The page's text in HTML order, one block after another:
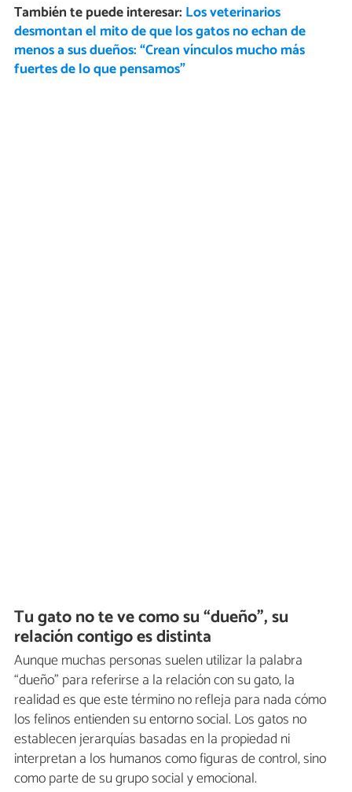
También te puede interesar: Los veterinarios
desmontan el mito de que los gatos no echan de
menos a sus dueños: “Crean vínculos mucho más
fuertes de lo que pensamos”
Tu gato no te ve como su “dueño”, su
relación contigo es distinta
Aunque muchas personas suelen utilizar la palabra
“dueño” para referirse a la relación con su gato, la
realidad es que este término no refleja para nada cómo
los felinos entienden su entorno social. Los gatos no
establecen jerarquías basadas en la propiedad ni
interpretan a los humanos como figuras de control, sino
como parte de su grupo social y emocional.